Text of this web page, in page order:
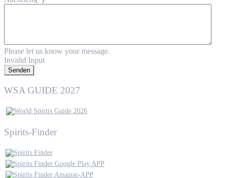
Please let us know your message.
Invalid Input
Senden
WSA GUIDE 2027
Spirits-Finder